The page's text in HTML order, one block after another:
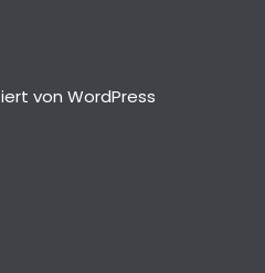
von WordPress